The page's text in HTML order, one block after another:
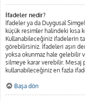
İfadeler nedir?
İfadeler ya da Duygusal
küçük resimler halindeki kısa
Kullanabileceğiniz ifadelerin
görebilirsiniz. İfadeleri aşırı
yoksa okunmaz hale gelebilir
silmeye karar verebilir. Mesaj
kullanabileceğiniz en fazla
Başa dön